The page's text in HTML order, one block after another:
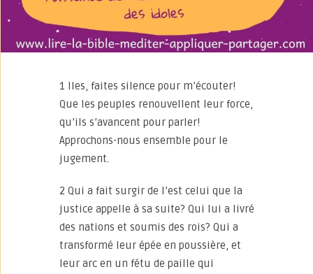
1 Iles, faites silence pour m’écouter!
Que les peuples renouvellent leur force,
qu’ils s’avancent pour parler!
Approchons-nous ensemble pour le
jugement.
2 Qui a fait surgir de l’est celui que la
justice appelle à sa suite? Qui lui a livré
des nations et soumis des rois? Qui a
transformé leur épée en poussière, et
leur arc en un fétu de paille qui